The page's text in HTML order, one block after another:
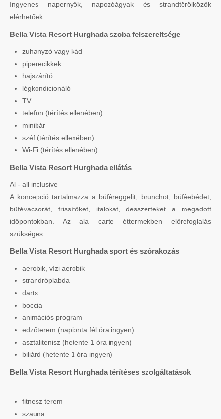
Ingyenes napernyők, napozóágyak és strandtörölközők
elérhetőek.
Bella Vista Resort Hurghada szoba felszereltsége
zuhanyzó vagy kád
piperecikkek
hajszárító
légkondicionáló
TV
telefon (térítés ellenében)
minibár
széf (térítés ellenében)
Wi-Fi (térítés ellenében)
Bella Vista Resort Hurghada ellátás
Al - all inclusive
A koncepció tartalmazza a büféreggelit, brunchot, büféebédet,
büfévacsorát, frissítőket, italokat, desszerteket a megadott
időpontokban. Az ala carte éttermekben előrefoglalás
szükséges.
Bella Vista Resort Hurghada sport és szórakozás
aerobik, vízi aerobik
strandröplabda
darts
boccia
animációs program
edzőterem (napionta fél óra ingyen)
asztalitenisz (hetente 1 óra ingyen)
biliárd (hetente 1 óra ingyen)
Bella Vista Resort Hurghada térítéses szolgáltatások
fitnesz terem
szauna